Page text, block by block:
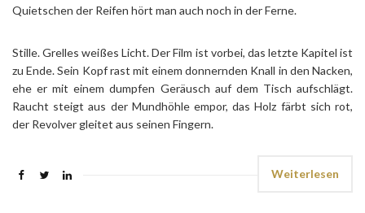
Quietschen der Reifen hört man auch noch in der Ferne.
Stille. Grelles weißes Licht. Der Film ist vorbei, das letzte Kapitel ist
zu Ende. Sein Kopf rast mit einem donnernden Knall in den Nacken,
ehe er mit einem dumpfen Geräusch auf dem Tisch aufschlägt.
Raucht steigt aus der Mundhöhle empor, das Holz färbt sich rot,
der Revolver gleitet aus seinen Fingern.
Weiterlesen